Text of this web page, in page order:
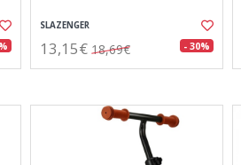
SLAZENGER
13,15€ 18,69€ - 30%